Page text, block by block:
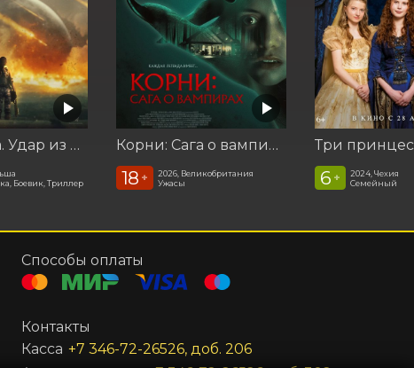
Катастрофа. Удар из космоса
Боевик, Триллер
Корни: Сага о вампирах
18 +
2026, Великобритания
Ужасы
Три
6 +
2024, Чехия
Семейный
Способы оплаты
Контакты
Касса +7 346-72-26526, доб. 206